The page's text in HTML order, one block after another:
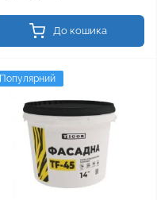
До кошика
Популярний